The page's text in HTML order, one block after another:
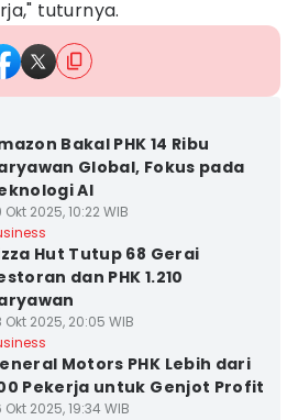
tuturnya.
Bakal PHK 14 Ribu
Global, Fokus pada
AI
Okt 2025, 10:22 WIB
Hut Tutup 68 Gerai
dan PHK 1.210
Okt 2025, 20:05 WIB
Motors PHK Lebih dari
Pekerja untuk Genjot Profit
Okt 2025, 19:34 WIB